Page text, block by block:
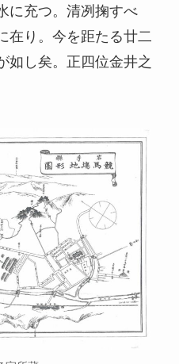
に充つ。清冽掬すべ
在り。今を距たる廿二
如し矣。正四位金井之